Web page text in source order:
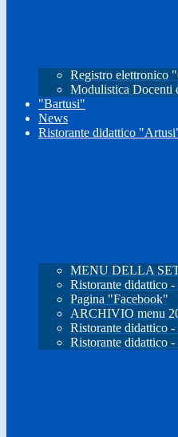
Registro elettronico
Modulistica Docenti
"Bartusi"
News
Ristorante didattico
MENU DELLA
Ristorante
Pagina "Facebook"
ARCHIVIO menu
Ristorante didattico
Ristorante didattico